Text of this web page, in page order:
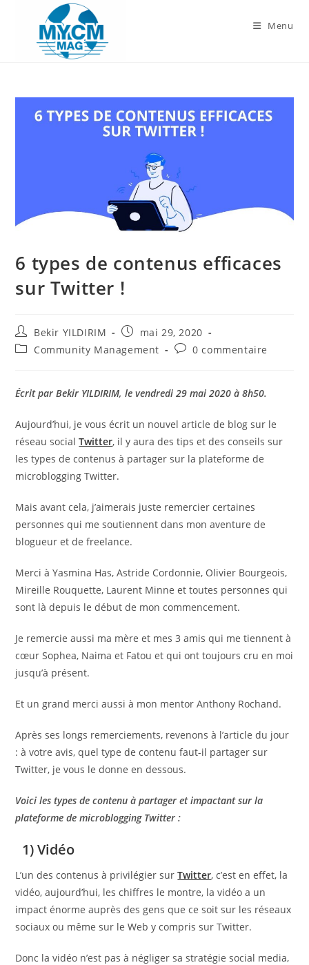
Menu
6 types de contenus efficaces
sur Twitter !
Auteur/autrice
de
la
Bekir YILDIRIM
Publication
publiée :
mai 29, 2020
PostCommunity Management
Commentaires
publication :
0 commentaire
Écrit par Bekir YILDIRIM, le vendredi 29 mai 2020 à 8h50.
Aujourd’hui, je vous écrit un nouvel article de blog sur le
réseau socialTwitter, il y aura des tips et des conseils sur
les types de contenus à partager sur la plateforme de
microblogging Twitter.
Mais avant cela, j’aimerais juste remercier certaines
personnes qui me soutiennent dans mon aventure de
blogueur et de freelance.
Merci à Yasmina Has, Astride Cordonnie, Olivier Bourgeois,
Mireille Rouquette, Laurent Minne et toutes personnes qui
sont là depuis le début de mon commencement.
Je remercie aussi ma mère et mes 3 amis qui me tiennent à
cœur Sophea, Naima et Fatou et qui ont toujours cru en moi
jusqu’à présent.
Et un grand merci aussi à mon mentor Anthony Rochand.
Après ses longs remerciements, revenons à l’article du jour
: à votre avis, quel type de contenu faut-il partager sur
Twitter, je vous le donne en dessous.
Voici les types de contenu à partager et impactant sur la
plateforme de microblogging Twitter :
1) Vidéo
L’un des contenus à privilégier surTwitter, c’est en effet, la
vidéo, aujourd’hui, les chiffres le montre, la vidéo a un
impact énorme auprès des gens que ce soit sur les réseaux
sociaux ou même sur le Web y compris sur Twitter.
Donc la vidéo n’est pas à négliger sa stratégie social media,